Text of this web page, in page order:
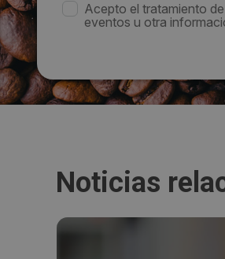
Acepto el tratamiento
eventos u otra
Noticias